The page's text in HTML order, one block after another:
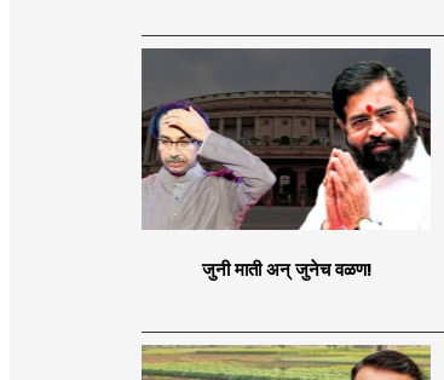
जुनी माती अन् जुनेच वळण!